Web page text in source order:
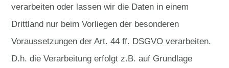
verarbeiten oder lassen wir die Daten in einem
Drittland nur beim Vorliegen der besonderen
Voraussetzungen der Art. 44 ff. DSGVO verarbeiten.
D.h. die Verarbeitung erfolgt z.B. auf Grundlage